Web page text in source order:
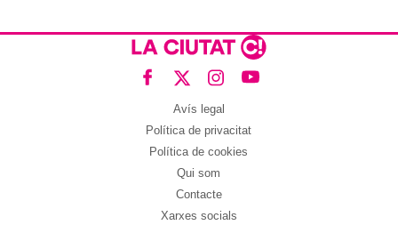
Avís legal
Política de privacitat
Política de cookies
Qui som
Contacte
Xarxes socials